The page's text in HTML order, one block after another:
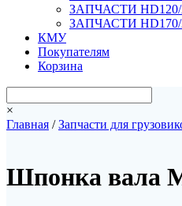
ЗАПЧАСТИ HD120/
ЗАПЧАСТИ HD170/
КМУ
Покупателям
Корзина
×
Главная /Запчасти для
Шпонка вала